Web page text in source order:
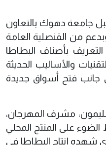
جامعة دهوك بالتعاون
من القنصلية العامة
بأصناف البطاطا
والأساليب الحديثة
جانب فتح أسواق جديدة
شليمون، مشرف المهرجان،
على المنتج المحلي
شهده إنتاج البطاطا في